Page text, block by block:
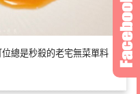
總是秒殺的老宅無菜單料